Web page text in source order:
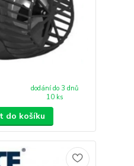
dodání do 3 dnů
10 ks
do košíku